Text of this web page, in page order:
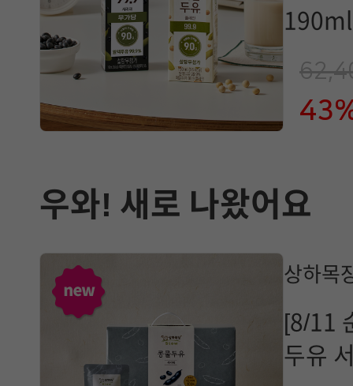
우와! 새로 나왔어요
상하목
[8/11
두유